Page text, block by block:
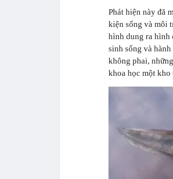
Phát hiện này đã
kiện sống và môi
hình dung ra hình
sinh sống và
không phai,
khoa học một